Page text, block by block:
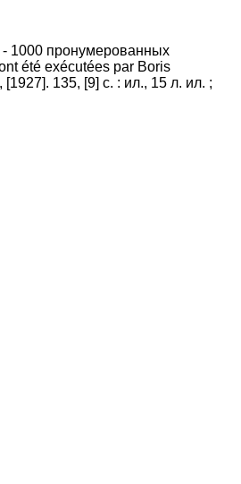
- 1000 пронумерованных
été exécutées par Boris
135, [9] с. : ил., 15 л. ил. ;